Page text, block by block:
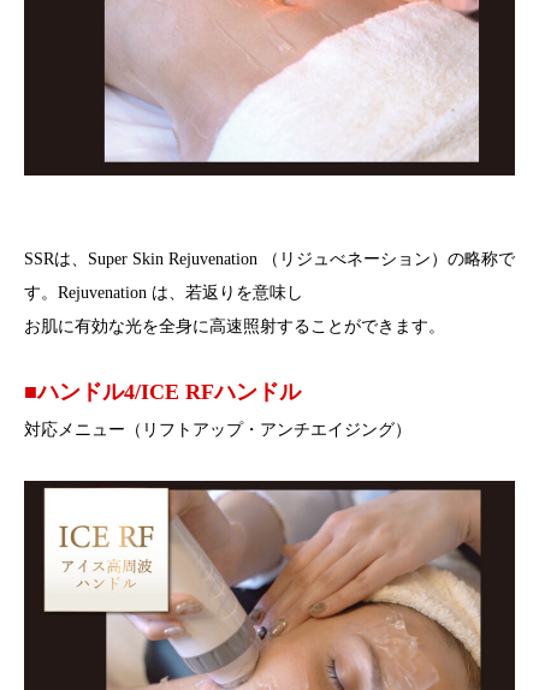
SSRは、Super Skin Rejuvenation （リジュべネーション）の略称で
す。Rejuvenation は、若返りを意味し
お肌に有効な光を全身に高速照射することができます。
■ハンドル4/ICE RFハンドル
対応メニュー（リフトアップ・アンチエイジング）